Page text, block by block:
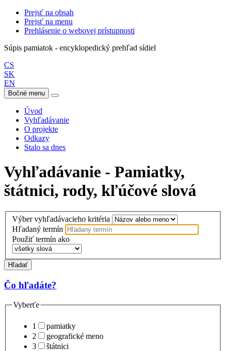
Prejsť na obsah
Prejsť na menu
Prehlásenie o webovej prístupnosti
Súpis pamiatok - encyklopedický prehľad sídiel
CS
SK
EN
Bočné menu
Úvod
Vyhľadávanie
O projekte
Odkazy
Stalo sa dnes
Vyhľadávanie - Pamiatky,
štátnici, rody, kľúčové slová
Výber vyhľadávacieho kritéria
Hľadaný termín
Použiť termín ako
Hľadať
Čo hľadáte?
Vyberťe
1
pamiatky
2
geografické meno
3
štátnici